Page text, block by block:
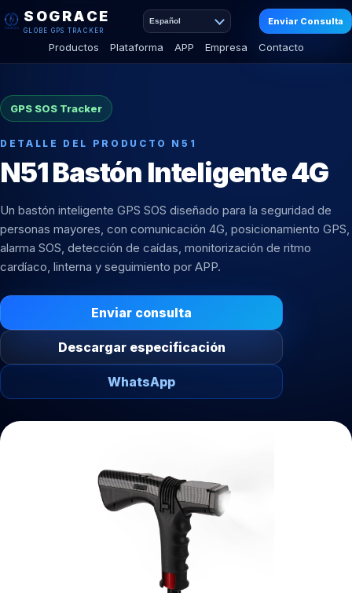
SOGRACE
GLOBE GPS TRACKER
Productos Plataforma APP Empresa Contacto
Español Enviar Consulta
GPS SOS Tracker
DETALLE DEL PRODUCTO N51
N51 Bastón Inteligente 4G
Un bastón inteligente GPS SOS diseñado para la seguridad de
personas mayores, con comunicación 4G, posicionamiento GPS,
alarma SOS, detección de caídas, monitorización de ritmo
cardíaco, linterna y seguimiento por APP.
Enviar consulta
Descargar especificación
WhatsApp